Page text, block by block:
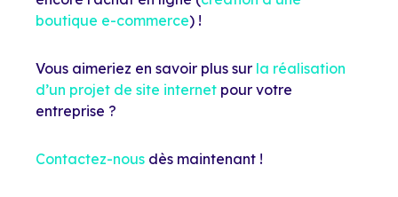
boutique e-commerce) !
Vous aimeriez en savoir plus sur la réalisation
d’un projet de site internet pour votre
entreprise ?
Contactez-nous dès maintenant !